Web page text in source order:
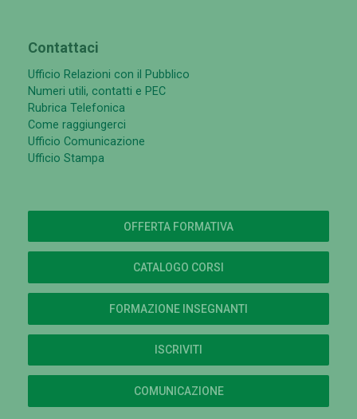
Contattaci
Ufficio Relazioni con il Pubblico
Numeri utili, contatti e PEC
Rubrica Telefonica
Come raggiungerci
Ufficio Comunicazione
Ufficio Stampa
OFFERTA FORMATIVA
CATALOGO CORSI
FORMAZIONE INSEGNANTI
ISCRIVITI
COMUNICAZIONE